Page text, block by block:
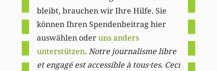
bleibt, brauchen wir Ihre Hilfe. Sie
können Ihren Spendenbeitrag hier
auswählen oderuns anders
unterstützen. Notre journalisme libre
et engagé est accessible à tous·tes. Ceci